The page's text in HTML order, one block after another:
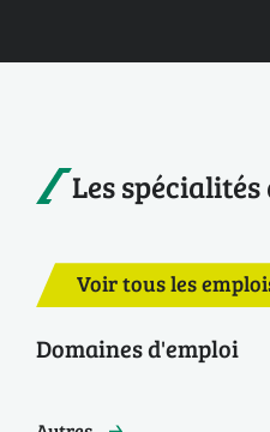
Les spécialités
Voir tous les
Domaines d'emploi